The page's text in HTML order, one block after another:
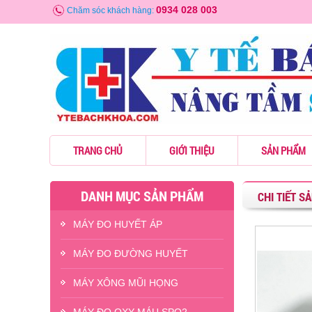
Chăm sóc khách hàng: 0934 028 003
TRANG CHỦ GIỚI THIỆU SẢN PHẨM
DANH MỤC SẢN PHẨM
MÁY ĐO HUYẾT ÁP
MÁY ĐO ĐƯỜNG HUYẾT
MÁY XÔNG MŨI HỌNG
CHI TIẾT